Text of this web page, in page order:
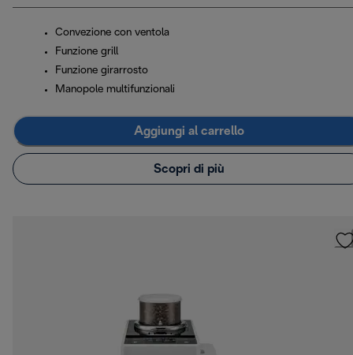
Convezione con ventola
Funzione grill
Funzione girarrosto
Manopole multifunzionali
Aggiungi al carrello
Scopri di più